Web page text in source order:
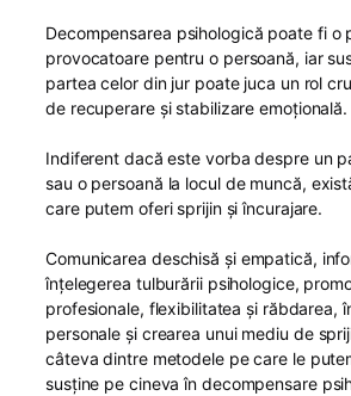
Decompensarea psihologică poate fi o
provocatoare pentru o persoană, iar
partea celor din jur poate juca un rol
de recuperare și stabilizare emoțională.
Indiferent dacă este vorba despre un
sau o persoană la locul de muncă,
care putem oferi sprijin și încurajare.
Comunicarea deschisă și empatică,
înțelegerea tulburării psihologice,
profesionale, flexibilitatea și răbdarea,
personale și crearea unui mediu de
câteva dintre metodele pe care le
susține pe cineva în decompensare